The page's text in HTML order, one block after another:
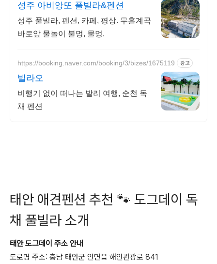
성주 아비앙또 풀빌라&펜션
성주 풀빌라, 펜션, 카페, 평상. 무흘계곡
바로앞 물놀이 불멍, 물멍.
https://booking.naver.com/booking/3/bizes/1675119 광고
빌라오
비행기 없이 떠나는 발리 여행, 순천 독
채 펜션
태안 애견펜션 추천 🐾 도그데이 독
채 풀빌라 소개
태안 도그데이 주소 안내
도로명 주소: 충남 태안군 안면읍 해안관광로 841